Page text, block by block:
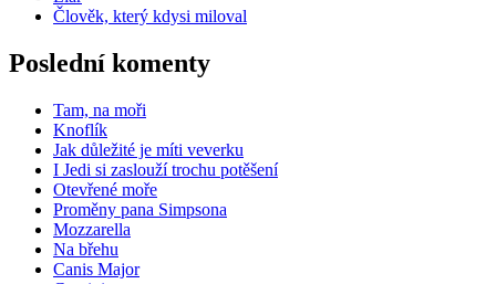
Člověk, který kdysi miloval
Poslední komenty
Tam, na moři
Knoflík
Jak důležité je míti veverku
I Jedi si zaslouží trochu potěšení
Otevřené moře
Proměny pana Simpsona
Mozzarella
Na břehu
Canis Major